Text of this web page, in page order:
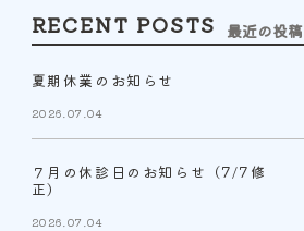
RECENT POSTS 最近の投稿
夏期休業のお知らせ
2026.07.04
７月の休診日のお知らせ（7/7修
正）
2026.07.04